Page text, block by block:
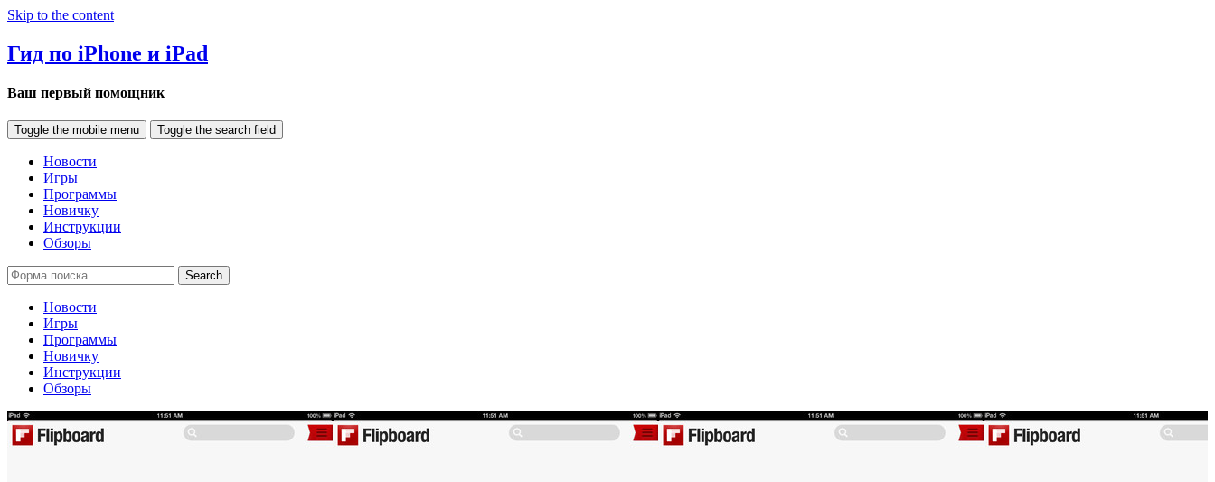
Skip to the content
Гид по iPhone и iPad
Ваш первый помощник
Toggle the mobile menu Toggle the search field
Новости
Игры
Программы
Новичку
Инструкции
Обзоры
Search
Новости
Игры
Программы
Новичку
Инструкции
Обзоры